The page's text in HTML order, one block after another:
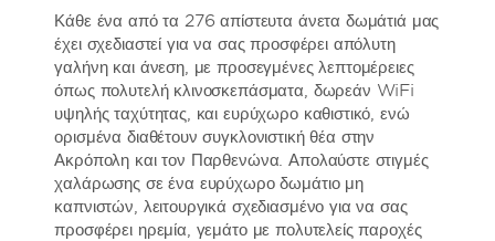
Κάθε ένα από τα 276 απίστευτα άνετα δωμάτιά μας
έχει σχεδιαστεί για να σας προσφέρει απόλυτη
γαλήνη και άνεση, με προσεγμένες λεπτομέρειες
όπως πολυτελή κλινοσκεπάσματα, δωρεάν WiFi
υψηλής ταχύτητας, και ευρύχωρο καθιστικό, ενώ
ορισμένα διαθέτουν συγκλονιστική θέα στην
Ακρόπολη και τον Παρθενώνα. Απολαύστε στιγμές
χαλάρωσης σε ένα ευρύχωρο δωμάτιο μη
καπνιστών, λειτουργικά σχεδιασμένο για να σας
προσφέρει ηρεμία, γεμάτο με πολυτελείς παροχές